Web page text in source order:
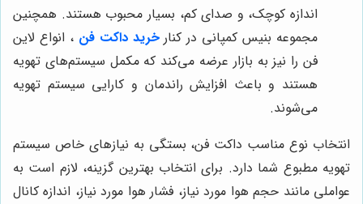
اندازه کوچک، و صدای کم، بسیار محبوب هستند. همچنین
مجموعه بنیس کمپانی در کنارخرید داکت فن ، انواع لاین
فن را نیز به بازار عرضه می‌کند که مکمل سیستم‌های تهویه
هستند و باعث افزایش راندمان و کارایی سیستم تهویه
می‌شوند.
انتخاب نوع مناسب داکت فن، بستگی به نیازهای خاص سیستم
تهویه مطبوع شما دارد. برای انتخاب بهترین گزینه، لازم است به
عواملی مانند حجم هوا مورد نیاز، فشار هوا مورد نیاز، اندازه کانال